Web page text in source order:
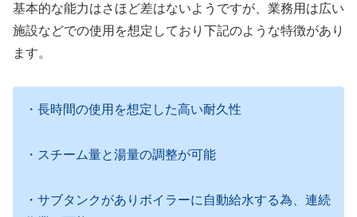
基本的な能力はさほど差はないようですが、業務用は広い
施設などでの使用を想定しており下記のような特徴があり
ます。
・長時間の使用を想定した高い耐久性
・スチーム量と湯量の調整が可能
・サブタンクがありボイラーに自動給水する為、連続